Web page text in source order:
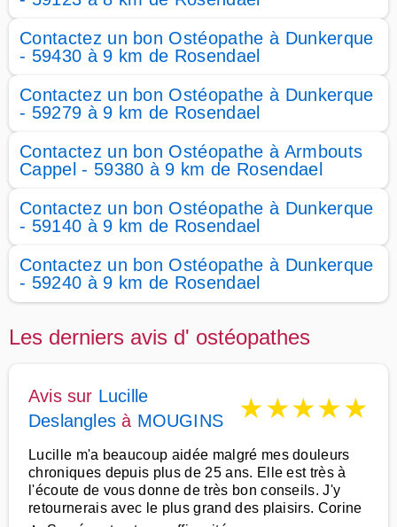
Contactez un bon Ostéopathe à Dunkerque
- 59430 à 9 km de Rosendael
Contactez un bon Ostéopathe à Dunkerque
- 59279 à 9 km de Rosendael
Contactez un bon Ostéopathe à Armbouts
Cappel - 59380 à 9 km de Rosendael
Contactez un bon Ostéopathe à Dunkerque
- 59140 à 9 km de Rosendael
Contactez un bon Ostéopathe à Dunkerque
- 59240 à 9 km de Rosendael
Les derniers avis d' ostéopathes
Avis sur Lucille
Deslangles à MOUGINS ★★★★★
Lucille m'a beaucoup aidée malgré mes douleurs
chroniques depuis plus de 25 ans. Elle est très à
l'écoute de vous donne de très bon conseils. J'y
retournerais avec le plus grand des plaisirs. Corine